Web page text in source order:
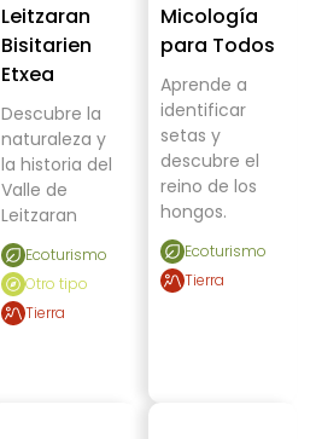
Leitzaran
Bisitarien
Etxea
Descubre la
naturaleza y
la historia del
Valle de
Leitzaran
Ecoturismo
Otro tipo
Tierra
Micología
para Todos
Aprende a
identificar
setas y
descubre el
reino de los
hongos.
Ecoturismo
Tierra